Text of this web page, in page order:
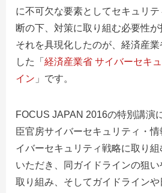
に不可欠な要素としてセキュリテ
断の下、対策に取り組む必要性が
それを具現化したのが、経済産
した「 経済産業省 サイバーセキ
イン 」です。
FOCUS JAPAN 2016の特別講演
臣官房サイバーセキュリティ・
イバーセキュリティ戦略に取り
いただき、同ガイドラインの狙
取り組み、そしてガイドライン